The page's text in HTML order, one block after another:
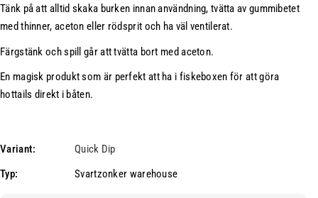
Q
u
c
k
D
5
0
m
c
k
i
p
5
Tänk på att alltid skaka burken innan användning, tvätta av gummibetet
med thinner, aceton eller rödsprit och ha väl ventilerat.
Färgstänk och spill går att tvätta bort med aceton.
En magisk produkt som är perfekt att ha i fiskeboxen för att göra
hottails direkt i båten.
Variant:
Quick Dip
Typ:
Svartzonker warehouse